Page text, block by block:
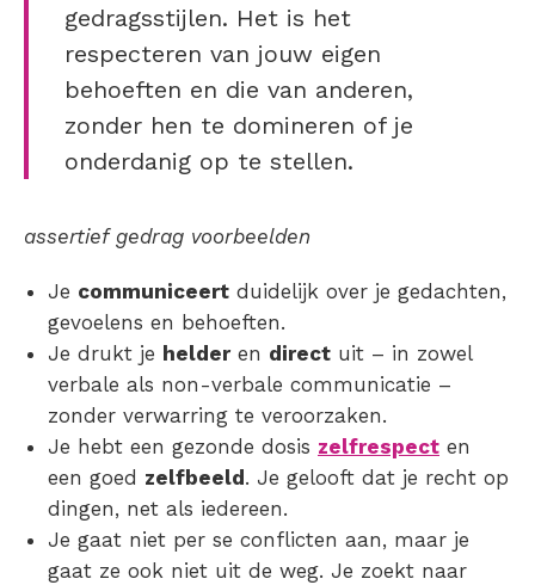
gedragsstijlen. Het is het
respecteren van jouw eigen
behoeften en die van anderen,
zonder hen te domineren of je
onderdanig op te stellen.
assertief gedrag voorbeelden
Je communiceert duidelijk over je gedachten,
gevoelens en behoeften.
Je drukt je helderen direct uit – in zowel
verbale als non-verbale communicatie –
zonder verwarring te veroorzaken.
Je hebt een gezonde dosis zelfrespect en
een goed zelfbeeld . Je gelooft dat je recht op
dingen, net als iedereen.
Je gaat niet per se conflicten aan, maar je
gaat ze ook niet uit de weg. Je zoekt naar